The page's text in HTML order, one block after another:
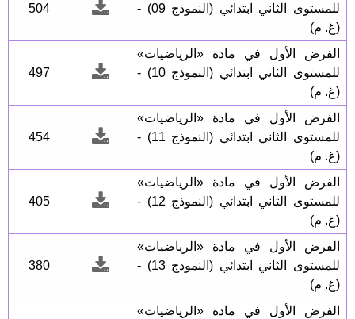
للمستوى الثاني ابتدائي (النموذج 09) -
(غ. م)
504
الفرض الأول في مادة «الرياضيات»
للمستوى الثاني ابتدائي (النموذج 10) -
(غ. م)
497
الفرض الأول في مادة «الرياضيات»
للمستوى الثاني ابتدائي (النموذج 11) -
(غ. م)
454
الفرض الأول في مادة «الرياضيات»
للمستوى الثاني ابتدائي (النموذج 12) -
(غ. م)
405
الفرض الأول في مادة «الرياضيات»
للمستوى الثاني ابتدائي (النموذج 13) -
(غ. م)
380
الفرض الأول في مادة «الرياضيات»